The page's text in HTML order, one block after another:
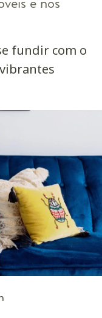
fundir com o